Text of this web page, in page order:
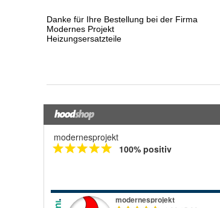
modernesprojekt
100% positiv